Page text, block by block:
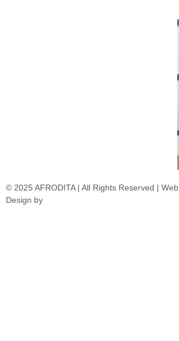
© 2025 AFRODITA | All Rights Reserved | Web
Design by